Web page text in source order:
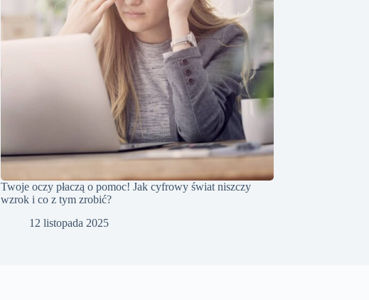
Twoje oczy płaczą o pomoc! Jak cyfrowy świat niszczy
wzrok i co z tym zrobić?
12 listopada 2025